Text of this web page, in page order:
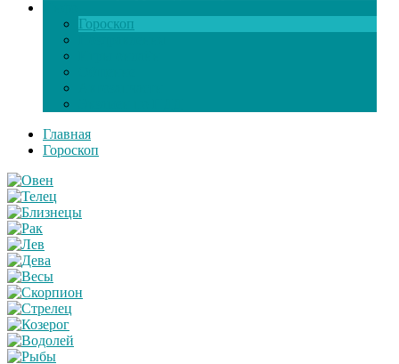
Гороскоп
Главная
Гороскоп